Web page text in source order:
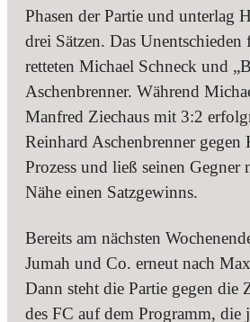
Phasen der Partie und unterlag
drei Sätzen. Das
retteten Michael Schneck und
Aschenbrenner. Während
Manfred Ziechaus mit 3:2
Reinhard Aschenbrenner gegen
Prozess und ließ seinen
Nähe einen Satzgewinns.
Bereits am nächsten
Jumah und Co. erneut nach
Dann steht die Partie gegen die
des FC auf dem Programm, die